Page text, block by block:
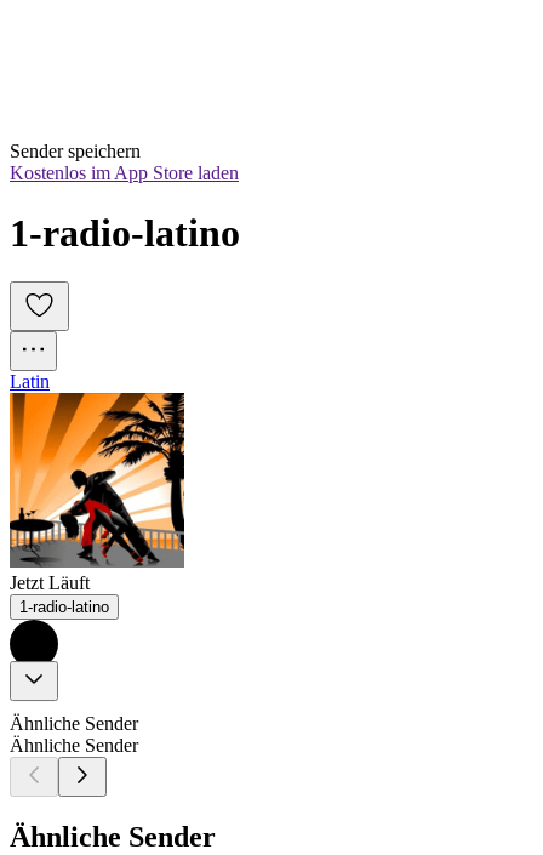
Sender speichern
Kostenlos im App Store laden
1-radio-latino
Latin
Jetzt Läuft
1-radio-latino
Ähnliche Sender
Ähnliche Sender
Ähnliche Sender